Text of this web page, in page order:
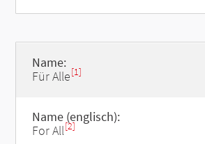
Name:
Für Alle[1]
Name (englisch):
For All[2]